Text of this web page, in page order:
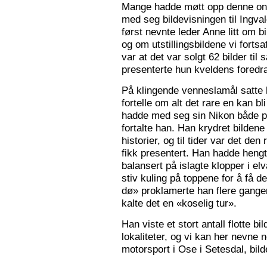
Mange hadde møtt opp denne
med seg bildevisningen til
først nevnte leder Anne litt om
og om utstillingsbildene vi
var at det var solgt 62 bilder til
presenterte hun kveldens
På klingende venneslamål
fortelle om alt det rare en kan
hadde med seg sin Nikon både
fortalte han. Han krydret
historier, og til tider var det den
fikk presentert. Han hadde
balansert på islagte klopper i
stiv kuling på toppene for å få
dø» proklamerte han flere
kalte det en «koselig tur».
Han viste et stort antall flotte
lokaliteter, og vi kan her nevne
motorsport i Ose i Setesdal,